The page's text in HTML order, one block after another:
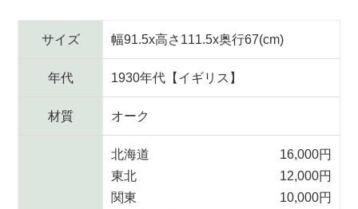
稿
る
る
サイズ 幅91.5x高さ111.5x奥行67(cm)
年代 1930年代【イギリス】
材質 オーク
北海道
16,000円
東北
12,000円
関東
10,000円